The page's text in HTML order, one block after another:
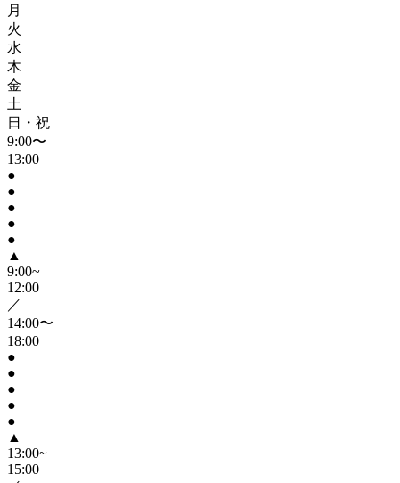
月
火
水
木
金
土
日・祝
9:00〜
13:00
●
●
●
●
●
▲
9:00~
12:00
／
14:00〜
18:00
●
●
●
●
●
▲
13:00~
15:00